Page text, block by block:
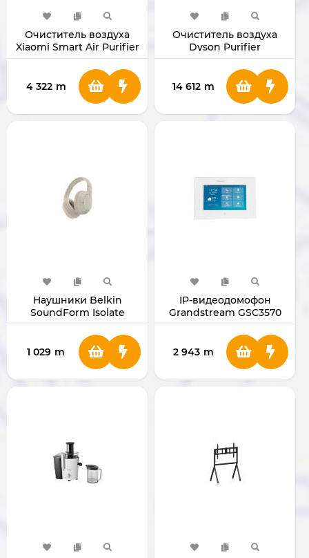
Очиститель воздуха
Xiaomi Smart Air Purifier
4 322 m
Очиститель воздуха
Dyson Purifier
NOx)
14 612 m
Наушники Belkin
SoundForm Isolate
1 029 m
IP-видеодомофон
Grandstream GSC3570
2 943 m